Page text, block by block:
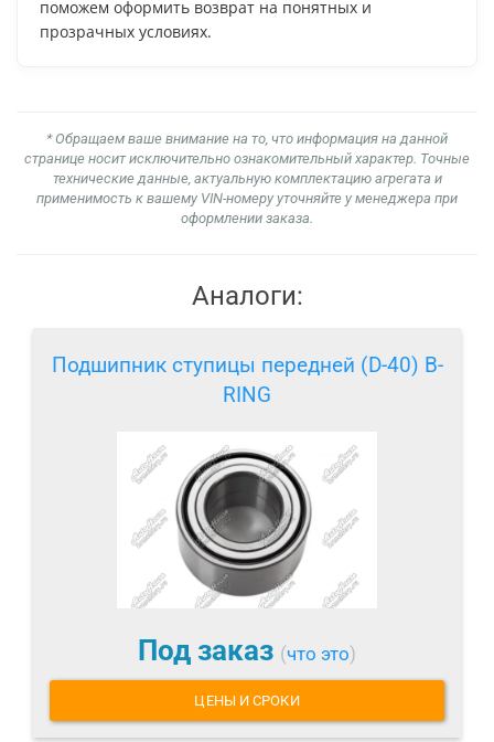
поможем оформить возврат на понятных и
прозрачных условиях.
* Обращаем ваше внимание на то, что информация на данной
странице носит исключительно ознакомительный характер. Точные
технические данные, актуальную комплектацию агрегата и
применимость к вашему VIN-номеру уточняйте у менеджера при
оформлении заказа.
Аналоги:
Подшипник ступицы передней (D-40) B-
RING
Под заказ (что это)
ЦЕНЫ И СРОКИ